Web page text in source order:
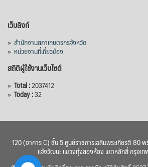
เว็บลิงก์
» สำนักงานสภาเกษตรกรจังหวัด
» หน่วยงานที่เกี่ยวข้อง
สถิติผู้ใช้งานเว็บไซต์
» Total :2037412
» Today :32
120 (อาคาร C) ชั้น 5 ศูนย์ราชการเฉลิมพระเกียรติ 80
แจ้งวัฒนะ แขวงทุ่งสองห้อง เขตหลักสี่ กรุงเ